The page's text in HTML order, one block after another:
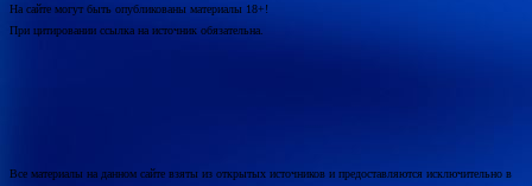
На сайте могут быть опубликованы материалы 18+!
При цитировании ссылка на источник обязательна.
Все материалы на данном сайте взяты из открытых источников и предоставляются исключительно в